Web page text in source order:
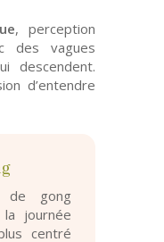
, perception
des vagues
descendent.
d’entendre
de gong
journée
centré